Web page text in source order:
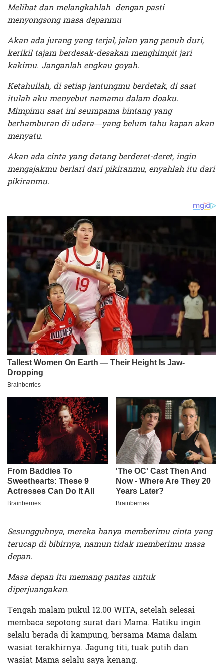
Melihat dan melangkahlah dengan pasti
menyongsong masa depanmu
Akan ada jurang yang terjal, jalan yang penuh duri,
kerikil tajam berdesak-desakan menghimpit jari
kakimu. Janganlah engkau goyah.
Ketahuilah, di setiap jantungmu berdetak, di saat
itulah aku menyebut namamu dalam doaku.
Mimpimu saat ini seumpama bintang yang
berhamburan di udara—yang belum tahu kapan akan
menyatu.
Akan ada cinta yang datang berderet-deret, ingin
mengajakmu berlari dari pikiranmu, enyahlah itu dari
pikiranmu.
Sesungguhnya, mereka hanya memberimu cinta yang
terucap di bibirnya, namun tidak memberimu masa
depan.
Masa depan itu memang pantas untuk
diperjuangakan.
Tengah malam pukul 12.00 WITA, setelah selesai
membaca sepotong surat dari Mama. Hatiku ingin
selalu berada di kampung, bersama Mama dalam
wasiat terakhirnya. Jagung titi, tuak putih dan
wasiat Mama selalu saya kenang.